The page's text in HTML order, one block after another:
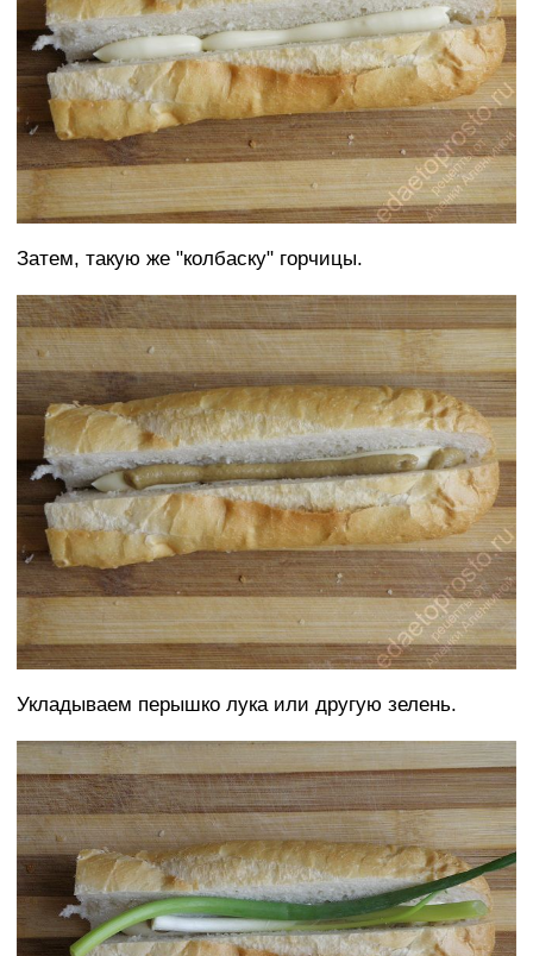
Затем, такую же "колбаску" горчицы.
Укладываем перышко лука или другую зелень.